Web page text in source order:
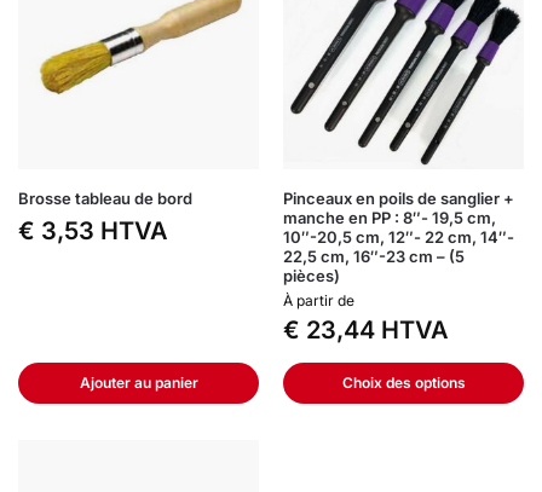
Brosse tableau de bord
€ 3,53 HTVA
Ajouter au panier
Pinceaux en poils de sanglier +
manche en PP : 8″- 19,5 cm,
10″-20,5 cm, 12″- 22 cm, 14″-
22,5 cm, 16″-23 cm – (5
pièces)
À partir de
€ 23,44 HTVA
Choix des options